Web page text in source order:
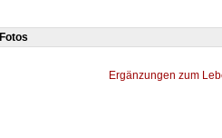
Fotos
Ergänzungen zum